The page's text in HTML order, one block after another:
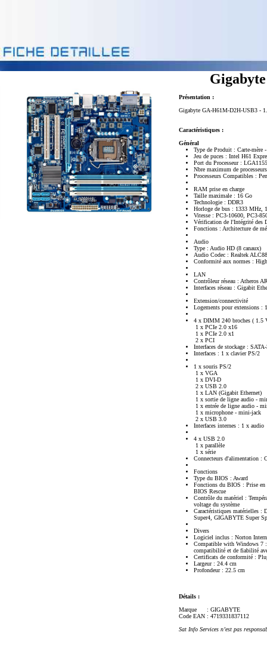
Présentation :
Gigabyte GA-H61M-D2H-USB3 -
Caractéristiques :
Général
Type de Produit : Carte-mère
Jeu de puces : Intel H61
Port du Processeur :
Nbre maximum de
Processeurs Compatibles :
RAM prise en charge
Taille maximale : 16 Go
Technologie : DDR3
Horloge de bus : 1333 MHz,
Vitesse : PC3-10600, PC3-
Vérification de l'Intégrité des
Fonctions : Architecture de
Audio
Type : Audio HD (8 canaux)
Audio Codec : Realtek
Conformité aux normes :
LAN
Contrôleur réseau : Atheros
Interfaces réseau : Gigabit
Extension/connectivité
Logements pour extensions :
4 x DIMM 240 broches ( 1.5
1 x PCIe 2.0 x16
1 x PCIe 2.0 x1
2 x PCI
Interfaces de stockage :
Interfaces : 1 x clavier PS/2
1 x souris PS/2
1 x VGA
1 x DVI-D
2 x USB 2.0
1 x LAN (Gigabit Ethernet)
1 x sortie de ligne audio -
1 x entrée de ligne audio -
1 x microphone - mini-jack
2 x USB 3.0
Interfaces internes : 1 x audio
4 x USB 2.0
1 x parallèle
1 x série
Connecteurs d'alimentation :
Fonctions
Type du BIOS : Award
Fonctions du BIOS : Prise
BIOS Rescue
Contrôle du matériel :
voltage du système
Caractéristiques matérielles :
Super4, GIGABYTE Super
Divers
Logiciel inclus : Norton
Compatible with Windows 7
compatibilité et de fiabilité
Certificats de conformité :
Largeur : 24.4 cm
Profondeur : 22.5 cm
Détails :
Marque
: GIGABYTE
Code EAN : 4719331837112
Sat Info Services n’est pas